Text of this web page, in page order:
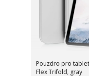
Pouzdro pro tablet
Flex Trifold, gray